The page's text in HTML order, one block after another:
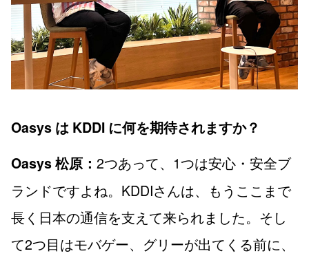
Oasys は KDDI に何を期待されますか？
Oasys 松原： 2つあって、1つは安心・安全ブ
ランドですよね。KDDIさんは、もうここまで
長く日本の通信を支えて来られました。そし
て2つ目はモバゲー、グリーが出てくる前に、